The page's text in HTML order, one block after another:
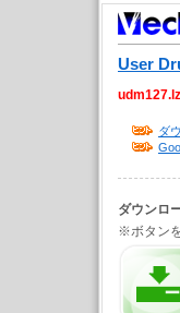
User
ダ
ダウンロ
※ボタン